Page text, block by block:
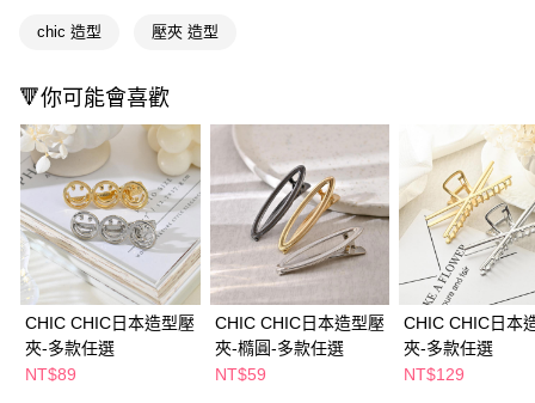
２．便利：只要手機號碼，簡訊認證，即可結帳。
【「AFTEE先享後付」結帳流程】
結帳頁面，進行簡訊認證並確認金額後，即可完成結帳。
２．訂單成立數日內，您將收到繳費通知簡訊。
３．收到繳費通知簡訊後14天內，點擊此簡訊中的連結，可透過四大超商／
ATM／網路銀行／等多元方式進行付款，方視為交易完成。
※ 請注意：結帳手續完成當下不需立刻繳費，但若您需要取消訂單，請聯絡
購買商品的店家。未經商家同意取消之訂單仍視為有效，需透過AFTEE先享
後付繳納相關費用。
※ 交易是否成功請以「AFTEE先享後付 」之結帳頁面顯示為準，若有關於
是否繳費成功／繳費後需取消欲退款等相關疑問，請聯繫「AFTEE先享後付
客戶支援中心」 https://netprotections.freshdesk.com/support/home
【注意事項】
運送方式
每筆NT$65，滿NT$390(含以上)免運費
付款後全家取貨
每筆NT$65，滿NT$390(含以上)免運費
萊爾富取貨付款
每筆NT$65，滿NT$490(含以上)免運費
付款後萊爾富取貨
每筆NT$65，滿NT$490(含以上)免運費
7-11取貨付款
chic 造型 壓夾 造型
🔻你可能會喜歡
CHIC CHIC日本造型壓
夾-多款任選
NT$89
CHIC CHIC日本造型壓
夾-橢圓-多款任選
NT$59
CHIC CHIC日本
夾-多款任選
NT$129